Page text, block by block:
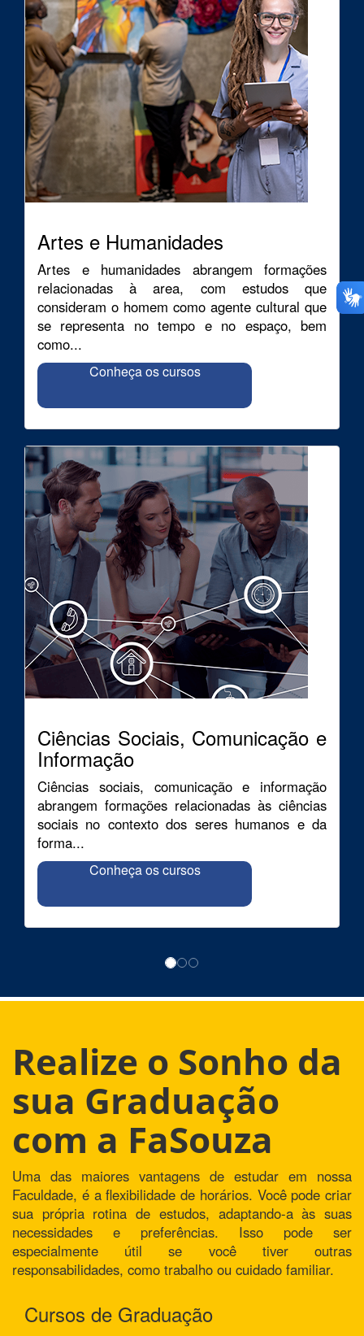
Artes e Humanidades
Artes e humanidades abrangem formações
relacionadas à area, com estudos que
consideram o homem como agente cultural que
se representa no tempo e no espaço, bem
como...
Conheça os cursos
Ciências Sociais, Comunicação e
Informação
Ciências sociais, comunicação e informação
abrangem formações relacionadas às ciências
sociais no contexto dos seres humanos e da
forma...
Conheça os cursos
Realize o Sonho da
sua Graduação
com a FaSouza
Uma das maiores vantagens de estudar em nossa
Faculdade, é a flexibilidade de horários. Você pode criar
sua própria rotina de estudos, adaptando-a às suas
necessidades e preferências. Isso pode ser
especialmente útil se você tiver outras
responsabilidades, como trabalho ou cuidado familiar.
Cursos de Graduação